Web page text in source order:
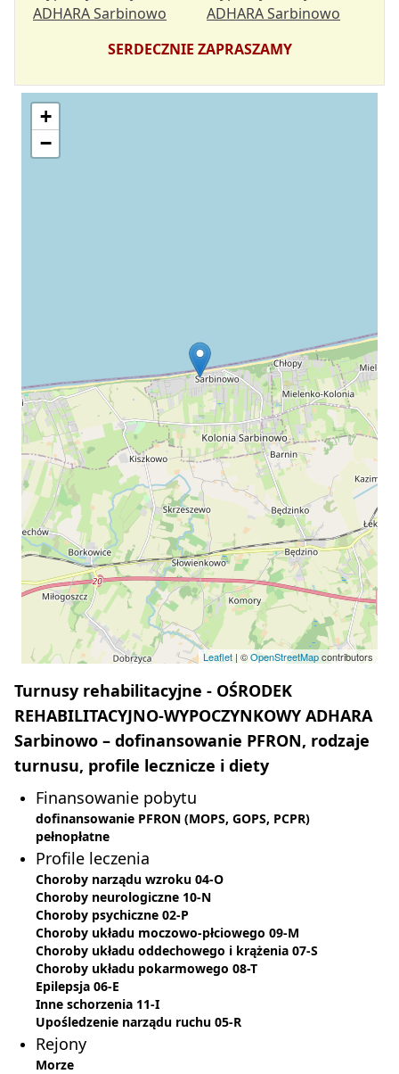
SERDECZNIE ZAPRASZAMY
+
−
Leaflet | ©OpenStreetMapcontributors
Turnusy rehabilitacyjne - OŚRODEK
REHABILITACYJNO-WYPOCZYNKOWY ADHARA
Sarbinowo – dofinansowanie PFRON, rodzaje
turnusu, profile lecznicze i diety
Finansowanie pobytu
dofinansowanie PFRON (MOPS, GOPS, PCPR)
pełnopłatne
Profile leczenia
Choroby narządu wzroku 04-O
Choroby neurologiczne 10-N
Choroby psychiczne 02-P
Choroby układu moczowo-płciowego 09-M
Choroby układu oddechowego i krążenia 07-S
Choroby układu pokarmowego 08-T
Epilepsja 06-E
Inne schorzenia 11-I
Upośledzenie narządu ruchu 05-R
Rejony
Morze